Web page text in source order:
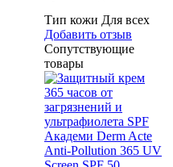
Тип кожи Для всех
Добавить отзыв
Сопутствующие
товары